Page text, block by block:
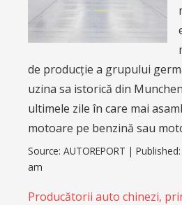
de producție a grupului
uzina sa istorică din
ultimele zile în care mai
motoare pe benzină sau
Source: AUTOREPORT | Published:
am
Producătorii auto chinezi,